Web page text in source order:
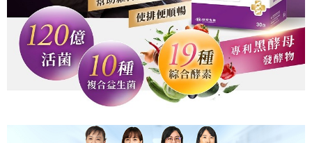
2.透過簡訊連結打開帳單後，可選擇「超商條碼／台灣大直營門市／銀行轉
帳／街口支付／iPASS MONEY」等通路繳費。
【注意事項】
1.本服務係由「台灣大哥大股份有限公司」（以下簡稱本公司）所提供，讓
用戶於交易時，得透過本服務購買商品或服務，並由商店將買賣／分期付款
買賣價金債權讓與本公司後，依約使用本公司帳單繳交帳款。
2.基於同意付款使用「大哥付你分期」之契約關係目的，商店將以您的個人
由本公司與您本人進行分期帳單所需資料之確認、核對及更正。
3.完整用戶服務條款，請詳閱以下連結：https://oppay.tw/userRule
１．於結帳方式選擇「AFTEE先享後付」後，將跳轉至「AFTEE先享後付」
結帳頁面，進行簡訊認證並確認金額後，即可完成結帳。
２．訂單成立數日內，您將收到繳費通知簡訊。
３．收到繳費通知簡訊後14天內，點擊此簡訊中的連結，可透過四大超商／
ATM／網路銀行／等多元方式進行付款，方視為交易完成。
※ 請注意：結帳手續完成當下不需立刻繳費，但若您需要取消訂單，請聯絡
購買商品的店家。未經商家同意取消之訂單仍視為有效，需透過AFTEE先享
後付繳納相關費用。
※ 交易是否成功請以「AFTEE先享後付 」之結帳頁面顯示為準，若有關於
https://netprotections.freshdesk.com/support/home
運送方式
全家取貨付款
每筆NT$90，滿NT$1,000(含以上)免運費
每筆NT$90，滿NT$1,000(含以上)免運費